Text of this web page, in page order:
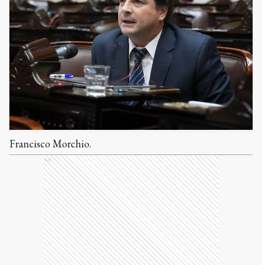
Francisco Morchio.
Ads